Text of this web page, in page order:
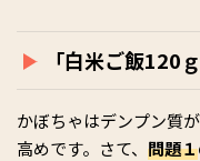
「白米ご飯120
かぼちゃはデンプン質
高めです。さて、 問題１